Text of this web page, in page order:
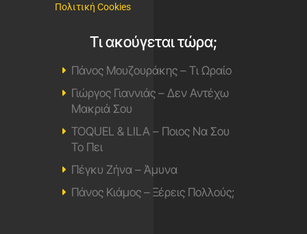
Πολιτική Cookies
Τι ακούγεται τώρα;
Πάνος Μουζουράκης – Τι Ωραίο
Γιώργος Γιαννιάς – Δεν Αντέχω
Μακριά Σου
TOQUEL & LILA – Ποιος Να Σου
Το Πει
Πέγκυ Ζήνα – Άμυνα
Πάνος Κιάμος – Ξέρεις Πολλούς;